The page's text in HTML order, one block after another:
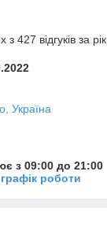
427 відгуків за рік
Україна
з 09:00 до 21:00
роботи